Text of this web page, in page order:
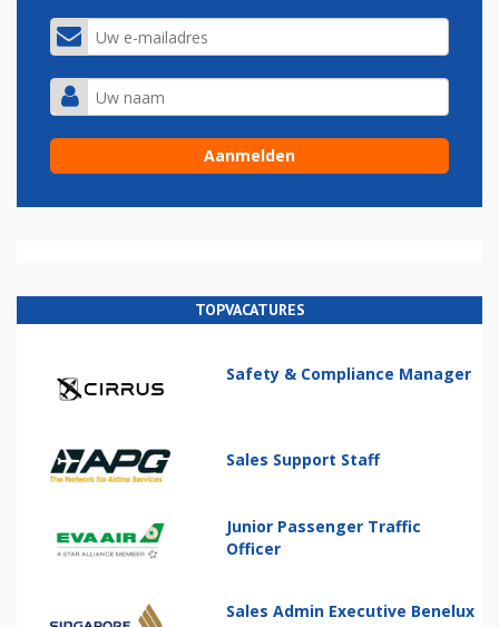
TOPVACATURES
Safety & Compliance Manager
Sales Support Staff
Junior Passenger Traffic
Officer
Sales Admin Executive Benelux